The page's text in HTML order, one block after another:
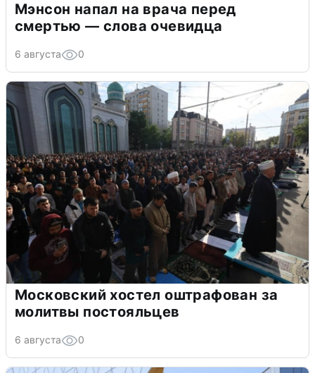
Мэнсон напал на врача перед
смертью — слова очевидца
6 августа 0
Московский хостел оштрафован за
молитвы постояльцев
6 августа 0